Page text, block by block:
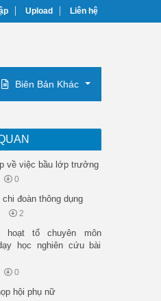
Upload Liên hệ
Biên Bản Khác
về việc bầu lớp trưởng
0
chi đoàn thông dụng
2
hoạt tổ chuyên môn
học nghiên cứu bài
0
hội phụ nữ